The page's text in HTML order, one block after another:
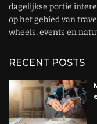
dagelijkse portie
op het gebied van
wheels, events en
RECENT POSTS